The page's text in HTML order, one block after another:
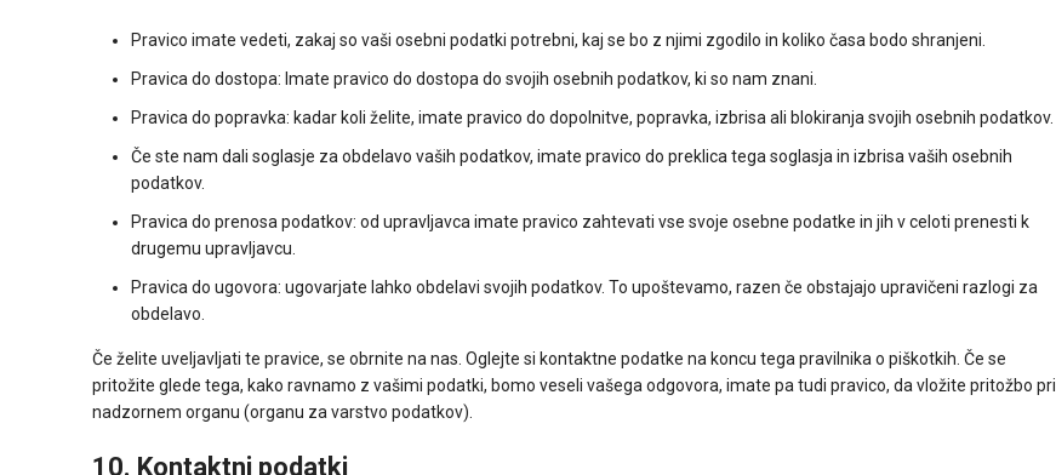
Pravico imate vedeti, zakaj so vaši osebni podatki potrebni, kaj se bo z njimi zgodilo in koliko časa bodo shranjeni.
Pravica do dostopa: Imate pravico do dostopa do svojih osebnih podatkov, ki so nam znani.
Pravica do popravka: kadar koli želite, imate pravico do dopolnitve, popravka, izbrisa ali blokiranja svojih osebnih podatkov.
Če ste nam dali soglasje za obdelavo vaših podatkov, imate pravico do preklica tega soglasja in izbrisa vaših osebnih
podatkov.
Pravica do prenosa podatkov: od upravljavca imate pravico zahtevati vse svoje osebne podatke in jih v celoti prenesti k
drugemu upravljavcu.
Pravica do ugovora: ugovarjate lahko obdelavi svojih podatkov. To upoštevamo, razen če obstajajo upravičeni razlogi za
obdelavo.
Če želite uveljavljati te pravice, se obrnite na nas. Oglejte si kontaktne podatke na koncu tega pravilnika o piškotkih. Če se
pritožite glede tega, kako ravnamo z vašimi podatki, bomo veseli vašega odgovora, imate pa tudi pravico, da vložite pritožbo pri
nadzornem organu (organu za varstvo podatkov).
10. Kontaktni podatki